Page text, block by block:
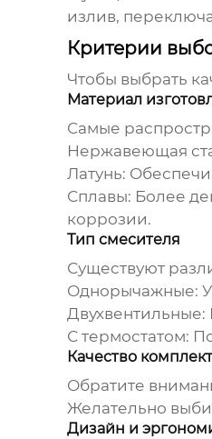
излив,
Критерии
Чтобы выбрать
Материал
Самые
Нержавеющая
Латунь:
Сплавы: Более
коррозии.
Тип смесителя
Существуют
Однорычажные:
Двухвентильные:
С термостатом:
Качество
Обратите
Желательно
Дизайн и